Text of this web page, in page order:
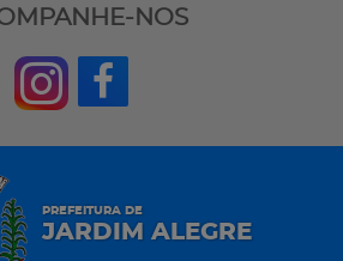
NOS
PREFEITURA DE
JARDIM ALEGRE